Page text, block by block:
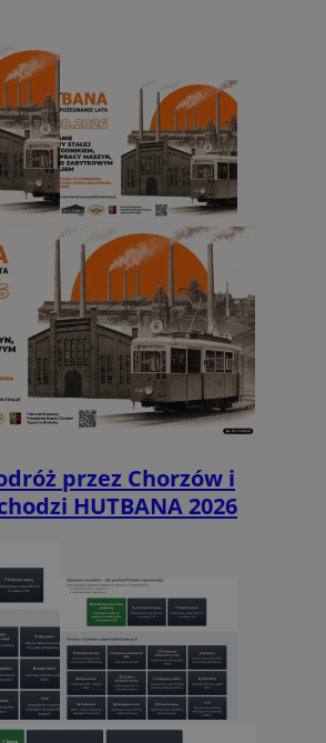
przez Chorzów i
HUTBANA 2026